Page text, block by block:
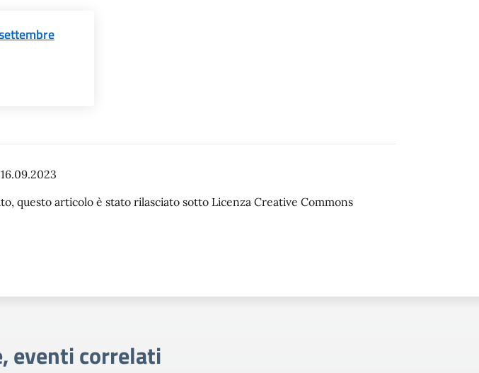
16.09.2023
questo articolo è stato rilasciato sotto Licenza Creative Commons
eventi correlati